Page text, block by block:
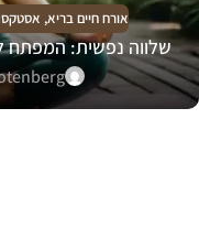
אורח חיים בריא,
שלווה נפשית: המפתח